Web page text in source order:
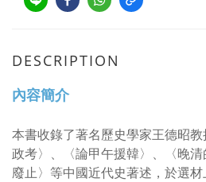
DESCRIPTION
內容簡介
本書收錄了著名歷史學家王德昭
政考〉、〈論甲午援韓〉、〈晚
廢止〉等中國近代史著述，於選